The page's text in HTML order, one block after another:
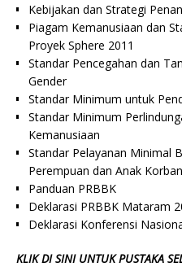
Kebijakan dan Strategi
Piagam Kemanusiaan dan
Proyek Sphere 2011
Standar Pencegahan dan
Gender
Standar Minimum untuk
Standar Minimum
Kemanusiaan
Standar Pelayanan Minimal
Perempuan dan Anak
Panduan PRBBK
Deklarasi PRBBK Mataram
Deklarasi Konferensi
KLIK DI SINI UNTUK PUSTAKA